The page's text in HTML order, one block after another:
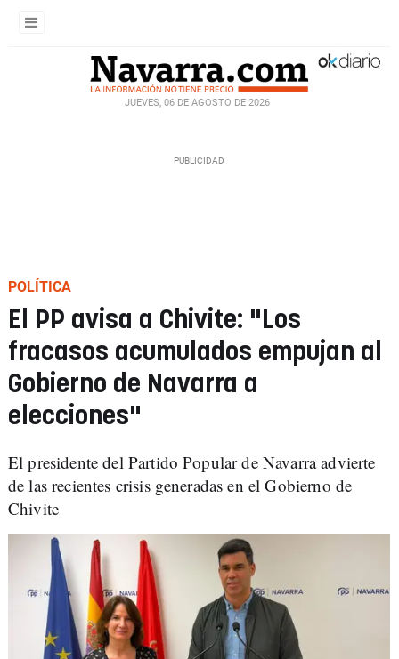
JUEVES, 06 DE AGOSTO DE 2026
POLÍTICA
El PP avisa a Chivite: "Los
fracasos acumulados empujan al
Gobierno de Navarra a
elecciones"
El presidente del Partido Popular de Navarra advierte
de las recientes crisis generadas en el Gobierno de
Chivite